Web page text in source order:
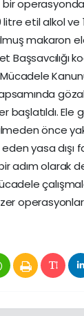
bir
litre etil alkol
makaron
Başsavcılığı
Mücadele
başlatıldı. Ele
önce
yasa dışı
adım olarak